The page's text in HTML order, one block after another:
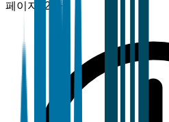
페이지 120+